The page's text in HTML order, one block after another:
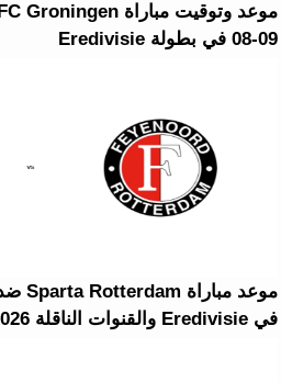
08-09 في بطولة Eredivisie
في Eredivisie والقنوات الناقلة 2026-08-09